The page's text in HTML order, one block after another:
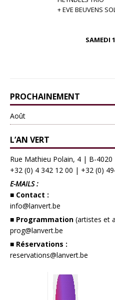
+ EVE BEUVENS
SAMEDI
PROCHAINEMENT
Août
L’AN VERT
Rue Mathieu Polain, 4 | B-4020
+32 (0) 4 342 12 00 | +32 (0)
E-MAILS :
■ Contact :
info@lanvert.be
■ Programmation (artistes et
prog@lanvert.be
■ Réservations :
reservations@lanvert.be